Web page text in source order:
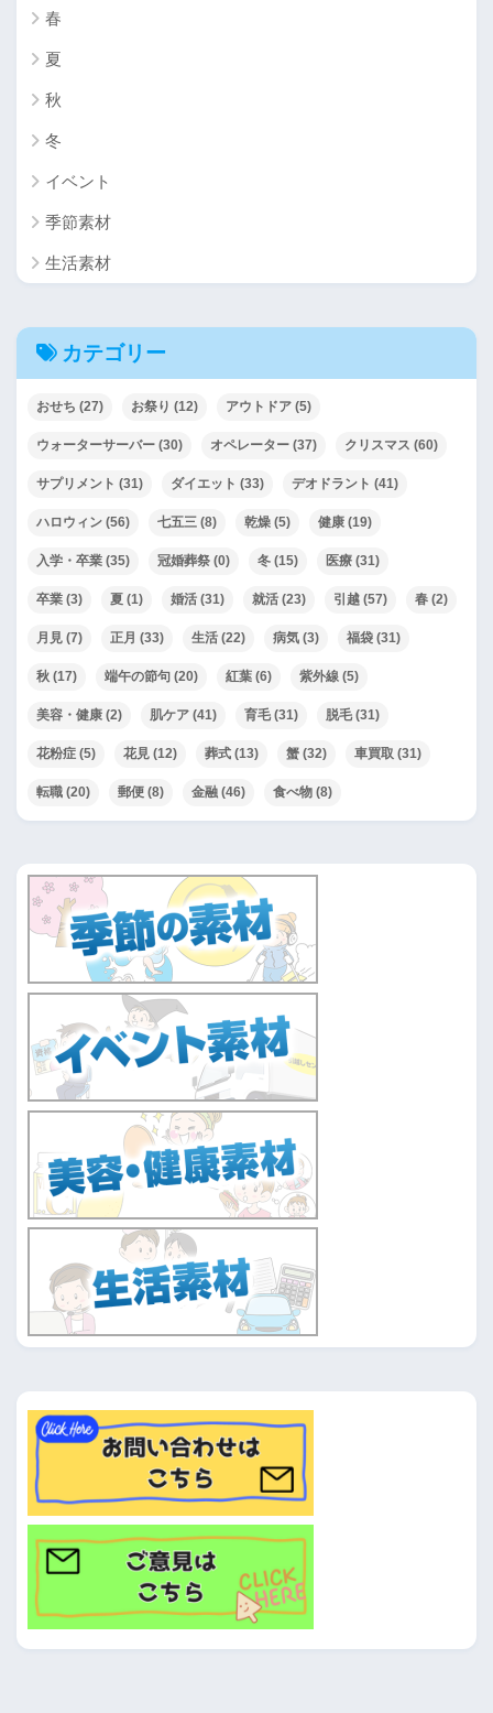
春
夏
秋
冬
イベント
季節素材
生活素材
カテゴリー
おせち (27) お祭り (12) アウトドア (5)
ウォーターサーバー (30) オペレーター (37) クリスマス (60)
サプリメント (31) ダイエット (33) デオドラント (41)
ハロウィン (56) 七五三 (8) 乾燥 (5) 健康 (19)
入学・卒業 (35) 冠婚葬祭 (0) 冬 (15) 医療 (31)
卒業 (3) 夏 (1) 婚活 (31) 就活 (23) 引越 (57) 春 (2)
月見 (7) 正月 (33) 生活 (22) 病気 (3) 福袋 (31)
秋 (17) 端午の節句 (20) 紅葉 (6) 紫外線 (5)
美容・健康 (2) 肌ケア (41) 育毛(31) 脱毛(31)
花粉症 (5) 花見 (12) 葬式 (13) 蟹 (32) 車買取 (31)
転職 (20) 郵便 (8) 金融 (46) 食べ物 (8)